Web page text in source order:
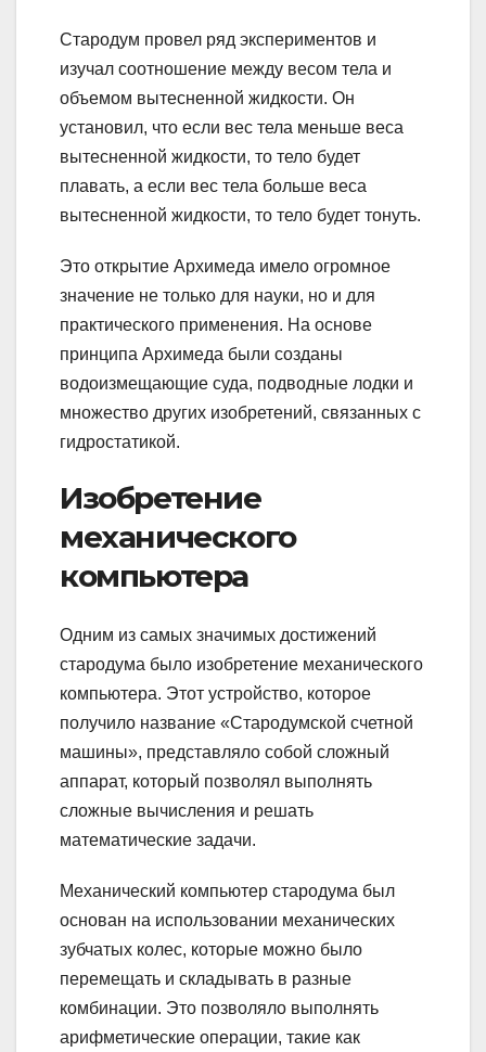
Стародум провел ряд экспериментов и
изучал соотношение между весом тела и
объемом вытесненной жидкости. Он
установил, что если вес тела меньше веса
вытесненной жидкости, то тело будет
плавать, а если вес тела больше веса
вытесненной жидкости, то тело будет тонуть.
Это открытие Архимеда имело огромное
значение не только для науки, но и для
практического применения. На основе
принципа Архимеда были созданы
водоизмещающие суда, подводные лодки и
множество других изобретений, связанных с
гидростатикой.
Изобретение
механического
компьютера
Одним из самых значимых достижений
стародума было изобретение механического
компьютера. Этот устройство, которое
получило название «Стародумской счетной
машины», представляло собой сложный
аппарат, который позволял выполнять
сложные вычисления и решать
математические задачи.
Механический компьютер стародума был
основан на использовании механических
зубчатых колес, которые можно было
перемещать и складывать в разные
комбинации. Это позволяло выполнять
арифметические операции, такие как